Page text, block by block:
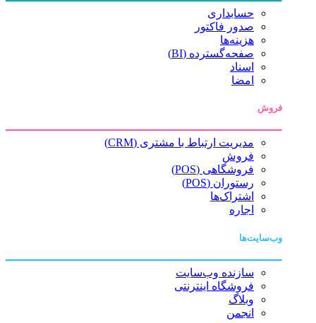
حسابداری
صدور فاکتور
هزینه‌ها
صفحه‌گسترده (BI)
اسناد
امضا
فروش
مدیریت ارتباط با مشتری (CRM)
فروش
فروشگاهی (POS)
رستوران (POS)
اشتراک‌ها
اجاره
وب‌سایت‌ها
سازنده وب‌سایت
فروشگاه اینترنتی
وبلاگ
انجمن